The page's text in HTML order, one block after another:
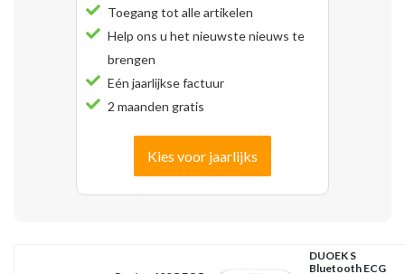
Toegang tot alle artikelen
Help ons u het nieuwste nieuws te
brengen
Eén jaarlijkse factuur
2 maanden gratis
Kies voor jaarlijks
DUOEK S
Bluetooth ECG